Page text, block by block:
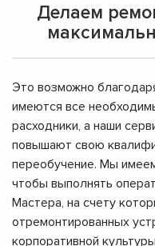
Делаем
Это возможно
имеются все
расходники, а наши
повышают свою
переобучение. Мы
чтобы выполнять
Мастера, на счету
отремонтированных
корпоративной